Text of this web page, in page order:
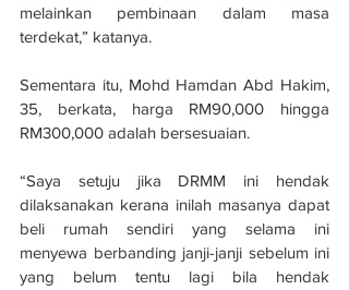
melainkan pembinaan dalam masa
terdekat,” katanya.
Sementara itu, Mohd Hamdan Abd Hakim,
35, berkata, harga RM90,000 hingga
RM300,000 adalah bersesuaian.
“Saya setuju jika DRMM ini hendak
dilaksanakan kerana inilah masanya dapat
beli rumah sendiri yang selama ini
menyewa berbanding janji-janji sebelum ini
yang belum tentu lagi bila hendak